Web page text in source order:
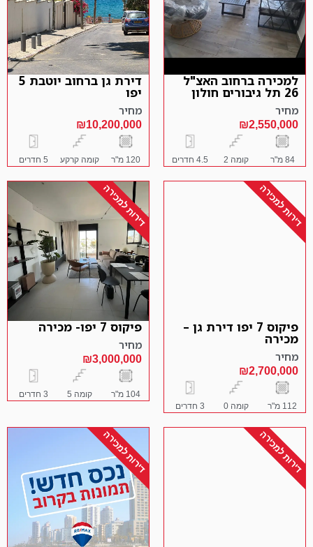
למכירה ברחוב האצ"ל
26 תל גיבורים חולון
מחיר
₪2,550,000
84 מ"ר קומה 2 4.5 חדרים
דירת גן ברחוב יוטבת 5
יפו
מחיר
₪10,200,000
120 מ"ר קומה קרקע 5 חדרים
דירות למכירה
פיקוס 7 יפו דירת גן –
מכירה
מחיר
₪2,700,000
112 מ"ר קומה 0 3 חדרים
דירות למכירה
פיקוס 7 יפו- מכירה
מחיר
₪3,000,000
104 מ"ר קומה 5 3 חדרים
דירות למכירה דירות למכירה